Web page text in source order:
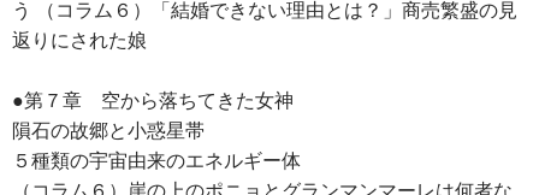
う （コラム６）「結婚できない理由とは？」商売繁盛の見
返りにされた娘
●第７章 空から落ちてきた女神
隕石の故郷と小惑星帯
５種類の宇宙由来のエネルギー体
（コラム６）崖の上のポニョとグランマンマーレは何者な